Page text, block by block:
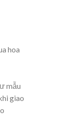
hoa
mẫu
giao